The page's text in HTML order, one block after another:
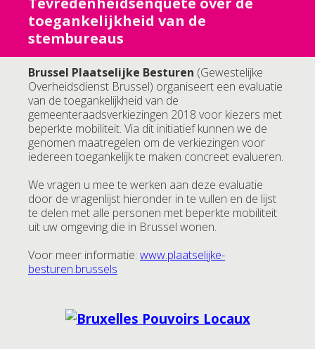
toegankelijkheid van de
stembureaus
Brussel Plaatselijke Besturen (Gewestelijke
Overheidsdienst Brussel) organiseert een evaluatie
van de toegankelijkheid van de
gemeenteraadsverkiezingen 2018 voor kiezers met
beperkte mobiliteit. Via dit initiatief kunnen we de
genomen maatregelen om de verkiezingen voor
iedereen toegankelijk te maken concreet evalueren.
We vragen u mee te werken aan deze evaluatie
door de vragenlijst hieronder in te vullen en de lijst
te delen met alle personen met beperkte mobiliteit
uit uw omgeving die in Brussel wonen.
Voor meer informatie: www.plaatselijke-
besturen.brussels